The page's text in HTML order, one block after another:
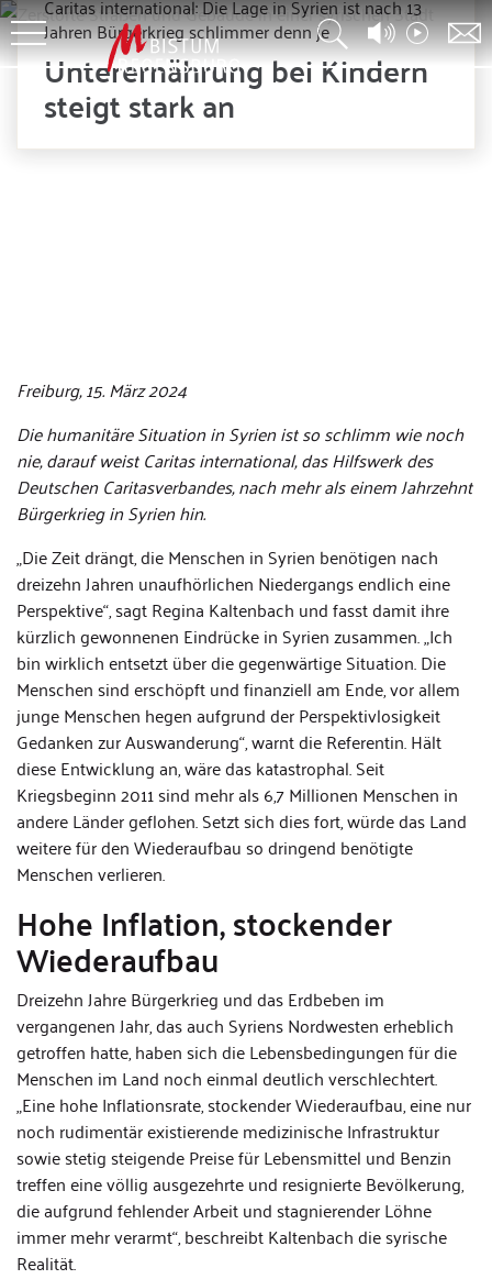
Caritas international: Die Lage in Syrien ist nach 13
Jahren Bürgerkrieg schlimmer denn je
Unterernährung bei Kindern
steigt stark an
Freiburg, 15. März 2024
Die humanitäre Situation in Syrien ist so schlimm wie noch
nie, darauf weist Caritas international, das Hilfswerk des
Deutschen Caritasverbandes, nach mehr als einem Jahrzehnt
Bürgerkrieg in Syrien hin.
„Die Zeit drängt, die Menschen in Syrien benötigen nach
dreizehn Jahren unaufhörlichen Niedergangs endlich eine
Perspektive“, sagt Regina Kaltenbach und fasst damit ihre
kürzlich gewonnenen Eindrücke in Syrien zusammen. „Ich
bin wirklich entsetzt über die gegenwärtige Situation. Die
Menschen sind erschöpft und finanziell am Ende, vor allem
junge Menschen hegen aufgrund der Perspektivlosigkeit
Gedanken zur Auswanderung“, warnt die Referentin. Hält
diese Entwicklung an, wäre das katastrophal. Seit
Kriegsbeginn 2011 sind mehr als 6,7 Millionen Menschen in
andere Länder geflohen. Setzt sich dies fort, würde das Land
weitere für den Wiederaufbau so dringend benötigte
Menschen verlieren.
Hohe Inflation, stockender
Wiederaufbau
Dreizehn Jahre Bürgerkrieg und das Erdbeben im
vergangenen Jahr, das auch Syriens Nordwesten erheblich
getroffen hatte, haben sich die Lebensbedingungen für die
Menschen im Land noch einmal deutlich verschlechtert.
„Eine hohe Inflationsrate, stockender Wiederaufbau, eine nur
noch rudimentär existierende medizinische Infrastruktur
sowie stetig steigende Preise für Lebensmittel und Benzin
treffen eine völlig ausgezehrte und resignierte Bevölkerung,
die aufgrund fehlender Arbeit und stagnierender Löhne
immer mehr verarmt“, beschreibt Kaltenbach die syrische
Realität.